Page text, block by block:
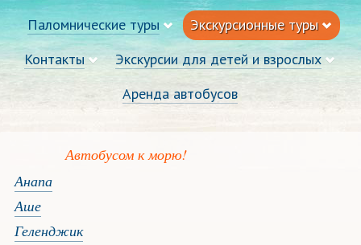
Паломнические туры
Экскурсионные туры
Контакты
Экскурсии для детей и взрослых
Аренда автобусов
Автобусом к морю!
Анапа
Аше
Геленджик